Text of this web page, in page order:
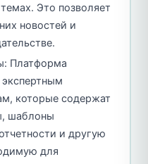
Это позволяет
новостей и
Платформа
экспертным
которые содержат
шаблоны
и другую
для